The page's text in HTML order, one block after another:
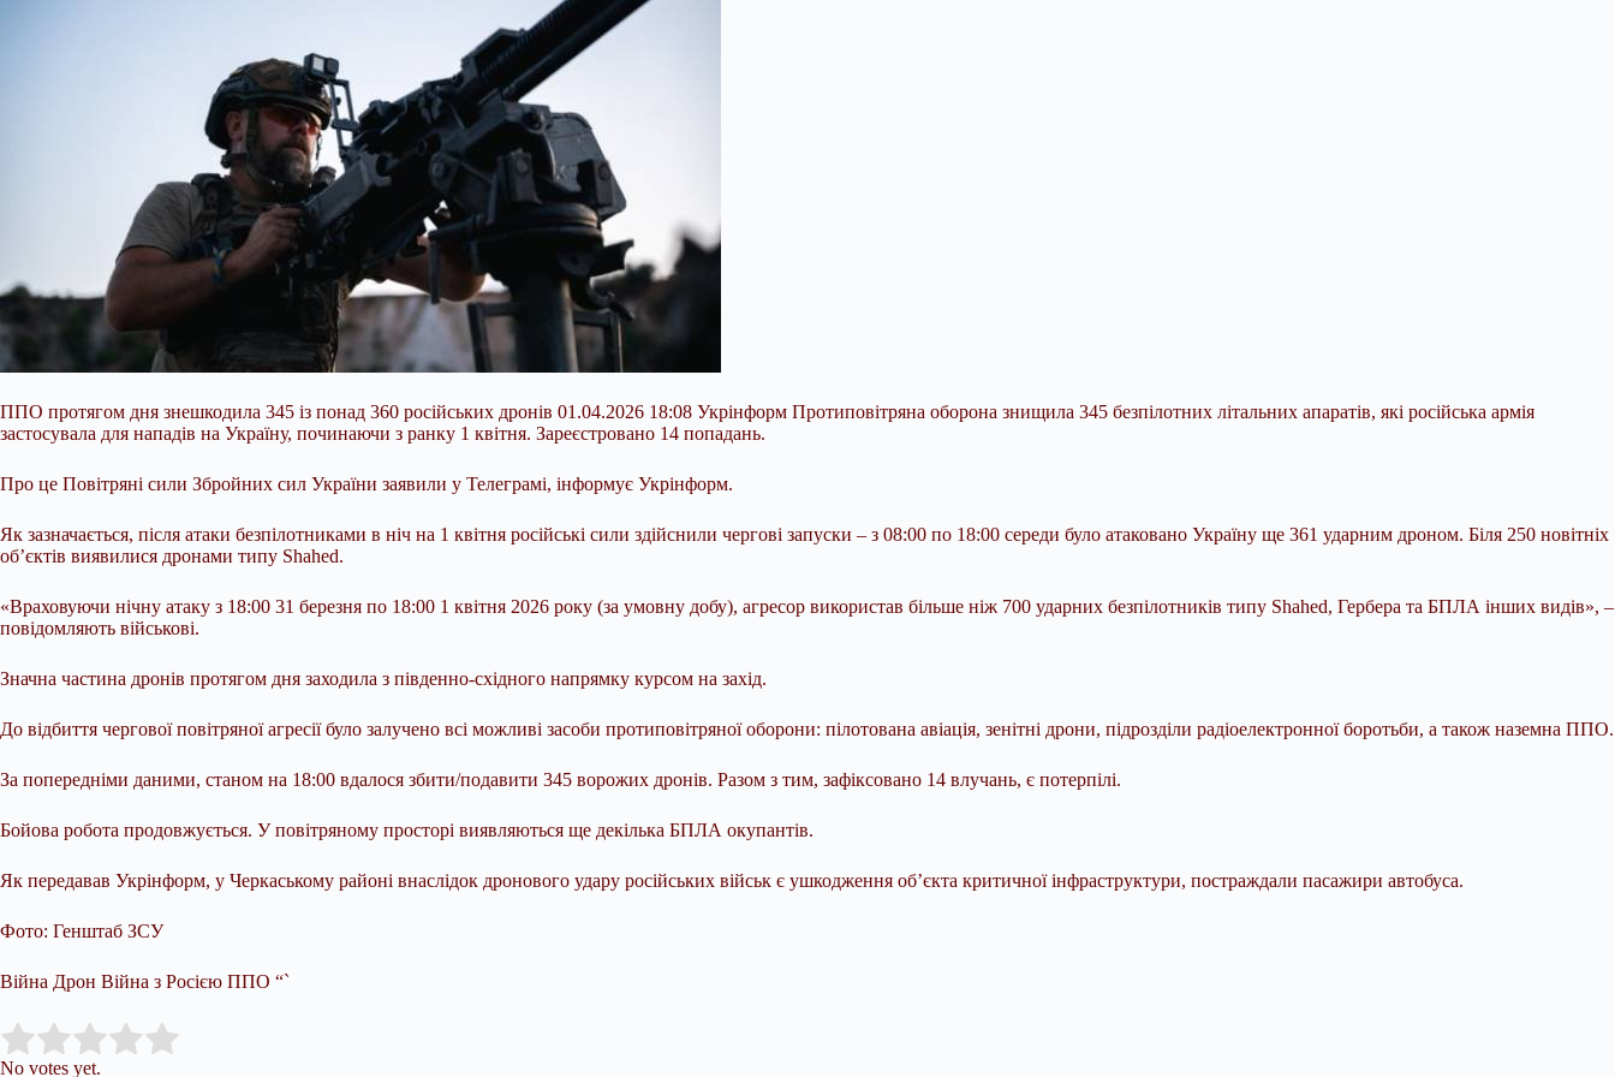
ППО протягом дня знешкодила 345 із понад 360 російських дронів 01.04.2026 18:08 Укрінформ Протиповітряна оборона знищила 345 безпілотних літальних апаратів, які російська армія
застосувала для нападів на Україну, починаючи з ранку 1 квітня. Зареєстровано 14 попадань.
Про це Повітряні сили Збройних сил України заявили у Телеграмі, інформує Укрінформ.
Як зазначається, після атаки безпілотниками в ніч на 1 квітня російські сили здійснили чергові запуски – з 08:00 по 18:00 середи було атаковано Україну ще 361 ударним дроном. Біля 250 новітніх
об’єктів виявилися дронами типу Shahed.
«Враховуючи нічну атаку з 18:00 31 березня по 18:00 1 квітня 2026 року (за умовну добу), агресор використав більше ніж 700 ударних безпілотників типу Shahed, Гербера та БПЛА інших видів», –
повідомляють військові.
Значна частина дронів протягом дня заходила з південно-східного напрямку курсом на захід.
До відбиття чергової повітряної агресії було залучено всі можливі засоби протиповітряної оборони: пілотована авіація, зенітні дрони, підрозділи радіоелектронної боротьби, а також наземна ППО.
За попередніми даними, станом на 18:00 вдалося збити/подавити 345 ворожих дронів. Разом з тим, зафіксовано 14 влучань, є потерпілі.
Бойова робота продовжується. У повітряному просторі виявляються ще декілька БПЛА окупантів.
Як передавав Укрінформ, у Черкаському районі внаслідок дронового удару російських військ є ушкодження об’єкта критичної інфраструктури, постраждали пасажири автобуса.
Фото: Генштаб ЗСУ
Війна Дрон Війна з Росією ППО “`
Rate this item:
No votes yet.